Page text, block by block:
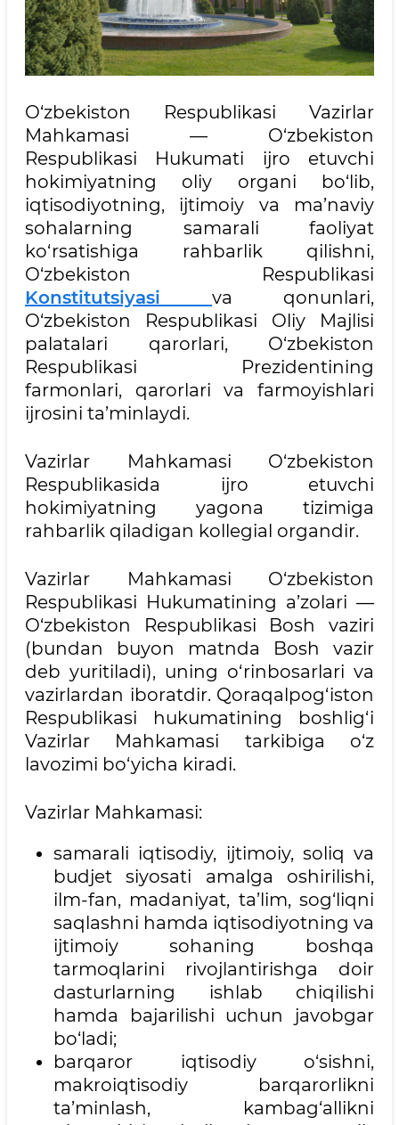
O‘zbekiston Respublikasi Vazirlar
Mahkamasi — O‘zbekiston
Respublikasi Hukumati ijro etuvchi
hokimiyatning oliy organi bo‘lib,
iqtisodiyotning, ijtimoiy va ma’naviy
sohalarning samarali faoliyat
ko‘rsatishiga rahbarlik qilishni,
O‘zbekiston Respublikasi
Konstitutsiyasi va qonunlari,
O‘zbekiston Respublikasi Oliy Majlisi
palatalari qarorlari, O‘zbekiston
Respublikasi Prezidentining
farmonlari, qarorlari va farmoyishlari
ijrosini ta’minlaydi.
Vazirlar Mahkamasi O‘zbekiston
Respublikasida ijro etuvchi
hokimiyatning yagona tizimiga
rahbarlik qiladigan kollegial organdir.
Vazirlar Mahkamasi O‘zbekiston
Respublikasi Hukumatining a’zolari —
O‘zbekiston Respublikasi Bosh vaziri
(bundan buyon matnda Bosh vazir
deb yuritiladi), uning o‘rinbosarlari va
vazirlardan iboratdir. Qoraqalpog‘iston
Respublikasi hukumatining boshlig‘i
Vazirlar Mahkamasi tarkibiga o‘z
lavozimi bo‘yicha kiradi.
Vazirlar Mahkamasi:
samarali iqtisodiy, ijtimoiy, soliq va
budjet siyosati amalga oshirilishi,
ilm-fan, madaniyat, ta’lim, sog‘liqni
saqlashni hamda iqtisodiyotning va
ijtimoiy sohaning boshqa
tarmoqlarini rivojlantirishga doir
dasturlarning ishlab chiqilishi
hamda bajarilishi uchun javobgar
bo‘ladi;
barqaror iqtisodiy o‘sishni,
makroiqtisodiy barqarorlikni
ta’minlash, kambag‘allikni